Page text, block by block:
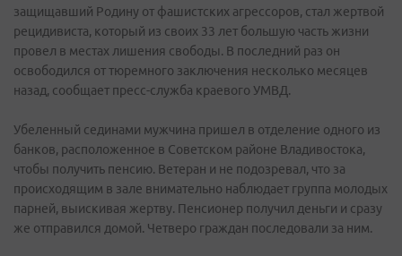
защищавший Родину от фашистских агрессоров, стал жертвой
рецидивиста, который из своих 33 лет большую часть жизни
провел в местах лишения свободы. В последний раз он
освободился от тюремного заключения несколько месяцев
назад, сообщает пресс-служба краевого УМВД.
Убеленный сединами мужчина пришел в отделение одного из
банков, расположенное в Советском районе Владивостока,
чтобы получить пенсию. Ветеран и не подозревал, что за
происходящим в зале внимательно наблюдает группа молодых
парней, выискивая жертву. Пенсионер получил деньги и сразу
же отправился домой. Четверо граждан последовали за ним.